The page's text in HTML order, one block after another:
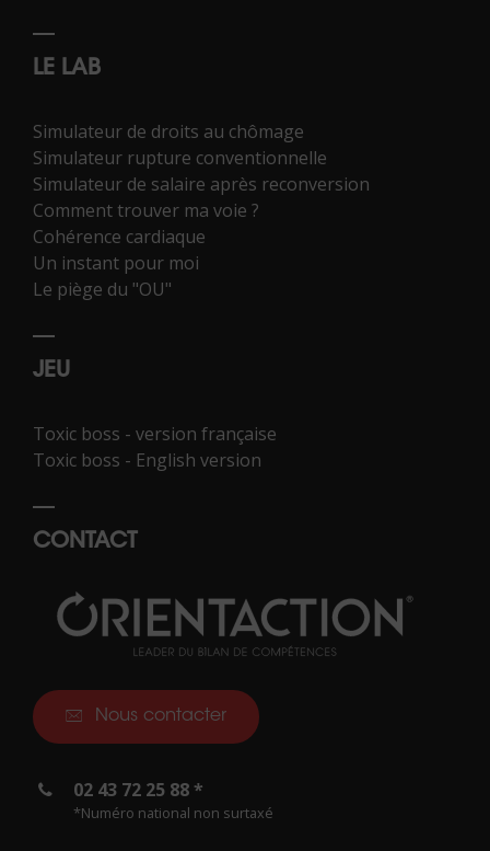
LE LAB
Simulateur de droits au chômage
Simulateur rupture conventionnelle
Simulateur de salaire après reconversion
Comment trouver ma voie ?
Cohérence cardiaque
Un instant pour moi
Le piège du "OU"
JEU
Toxic boss - version française
Toxic boss - English version
CONTACT
Nous contacter
02 43 72 25 88 *
*Numéro national non surtaxé